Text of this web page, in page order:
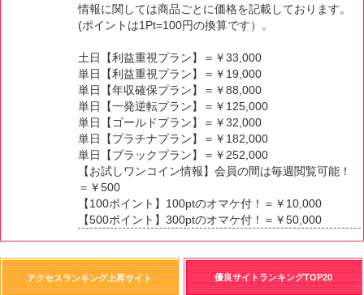
情報に関しては商品ごとに価格を記載しております。
(ポイントは1Pt=100円の換算です）。
土日【利益重視プラン】＝￥33,000
単日【利益重視プラン】＝￥19,000
単日【年収確保プラン】＝￥88,000
単日【一発逆転プラン】＝￥125,000
単日【ゴールドプラン】＝￥32,000
単日【プラチナプラン】＝￥182,000
単日【ブラックプラン】＝￥252,000
【お試しワンコイン情報】会員の間は毎週閲覧可能！
＝￥500
【100ポイント】100ptのオマケ付！＝￥10,000
【500ポイント】300ptのオマケ付！＝￥50,000
優良サイトランキングTOP20
アクセスランキング上昇サイト